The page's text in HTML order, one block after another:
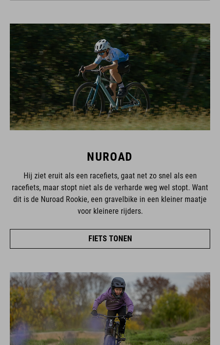
NUROAD
Hij ziet eruit als een racefiets, gaat net zo snel als een
racefiets, maar stopt niet als de verharde weg wel stopt. Want
dit is de Nuroad Rookie, een gravelbike in een kleiner maatje
voor kleinere rijders.
FIETS TONEN